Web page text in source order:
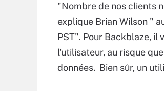
"Nombre de nos clients
explique Brian Wilson "
PST". Pour Backblaze, il
l'utilisateur, au risque
données. Bien sûr, un